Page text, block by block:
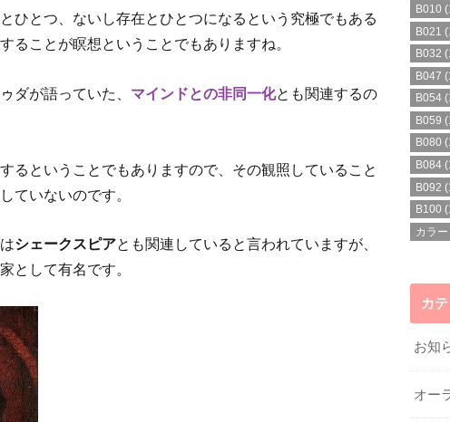
ひとつ、ないし存在とひとつになるという究極でもある
ることが瞑想ということでもありますね。
ダが語っていた、 マインドとの非同一化とも関連するの
るということでもありますので、その観照していること
ていないのです。
シェークスピアとも関連していると言われていますが、
として有名です。
B010
B021
B032
B047
B054
B059
B080
B084
B092
B100
カラ
カ
お知
オー